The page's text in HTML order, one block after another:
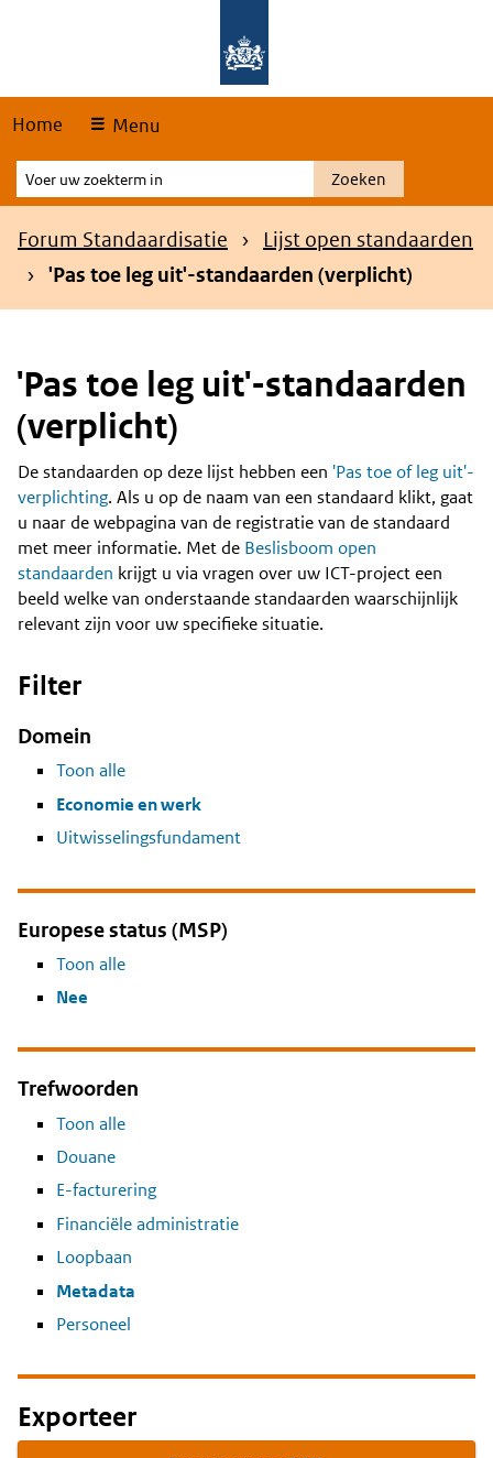
Home Menu
Voer
uw
zoekterm
Zoeken
Kruimelpad
Forum Standaardisatie
Lijst open standaarden
'Pas toe leg uit'-standaarden (verplicht)
'Pas toe leg uit'-standaarden
(verplicht)
Content
De standaarden op deze lijst hebben een 'Pas toe of leg uit'-
verplichting. Als u op de naam van een standaard klikt, gaat
u naar de webpagina van de registratie van de standaard
met meer informatie. Met de Beslisboom open
standaarden krijgt u via vragen over uw ICT-project een
beeld welke van onderstaande standaarden waarschijnlijk
relevant zijn voor uw specifieke situatie.
Filter
Domein
Toon alle
Economie en werk
Uitwisselingsfundament
Europese status (MSP)
Toon alle
Nee
Trefwoorden
Toon alle
Douane
E-facturering
Financiële administratie
Loopbaan
Metadata
Personeel
Exporteer